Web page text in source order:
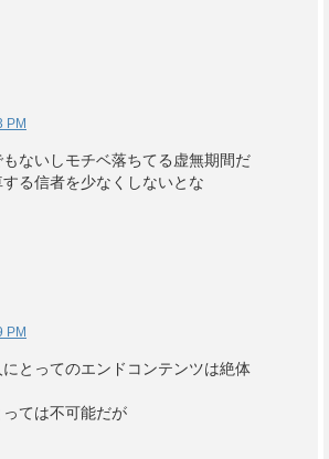
PM
ないしモチベ落ちてる虚無期間だ
る信者を少なくしないとな
PM
とってのエンドコンテンツは絶体
ては不可能だが